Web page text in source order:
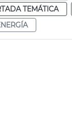
TEMÁTICA